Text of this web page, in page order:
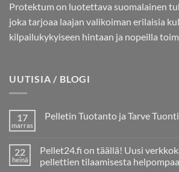
Protektum on luotettava suomalainen
joka tarjoaa laajan valikoiman erilaisia
kilpailukykyiseen hintaan ja nopeilla
UUTISIA / BLOGI
17
marras
Pelletin Tuotanto ja Tarve
Pelletin
Tuotanto
ja
22
heinä
Pellet24.fi on täällä! Uusi
pellettien tilaamisesta